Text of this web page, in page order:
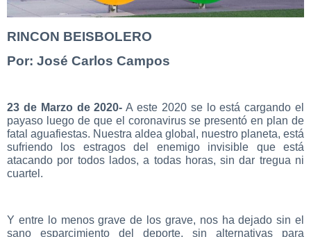
RINCON BEISBOLERO
Por: José Carlos Campos
23 de Marzo de 2020- A este 2020 se lo está cargando el
payaso luego de que el coronavirus se presentó en plan de
fatal aguafiestas. Nuestra aldea global, nuestro planeta, está
sufriendo los estragos del enemigo invisible que está
atacando por todos lados, a todas horas, sin dar tregua ni
cuartel.
Y entre lo menos grave de los grave, nos ha dejado sin el
sano esparcimiento del deporte, sin alternativas para